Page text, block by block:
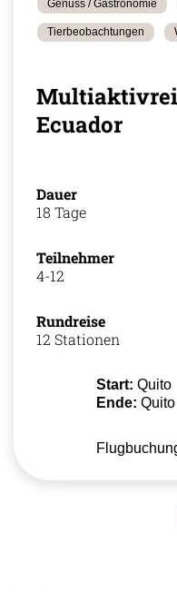
Genuss / Gastronomie
Tierbeobachtungen
Ecuador
Dauer
18 Tage
Teilnehmer
4-12
Rundreise
12 Stationen
Start: Quito
Ende: Quito